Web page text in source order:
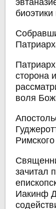
сторона
воля
зачитал
Иакинф